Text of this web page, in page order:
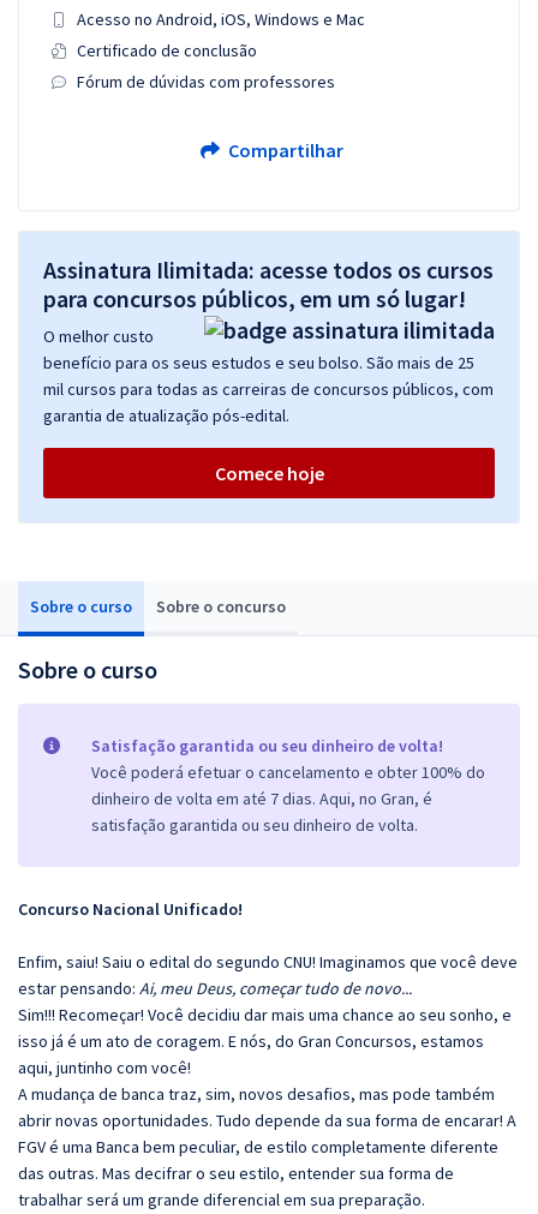
Sobre o curso Sobre o concurso
Sobre o curso
Satisfação garantida ou seu dinheiro de volta!
Você poderá efetuar o cancelamento e obter 100% do
dinheiro de volta em até 7 dias. Aqui, no Gran, é
satisfação garantida ou seu dinheiro de volta.
Concurso Nacional Unificado!
Enfim, saiu! Saiu o edital do segundo CNU! Imaginamos que você deve
estar pensando: Ai, meu Deus, começar tudo de novo...
Sim!!! Recomeçar! Você decidiu dar mais uma chance ao seu sonho, e
isso já é um ato de coragem. E nós, do Gran Concursos, estamos
aqui, juntinho com você!
A mudança de banca traz, sim, novos desafios, mas pode também
abrir novas oportunidades. Tudo depende da sua forma de encarar! A
FGV é uma Banca bem peculiar, de estilo completamente diferente
das outras. Mas decifrar o seu estilo, entender sua forma de
trabalhar será um grande diferencial em sua preparação.
Acesso no Android, iOS, Windows e Mac
Certificado de conclusão
Fórum de dúvidas com professores
Compartilhar
Assinatura Ilimitada: acesse todos os cursos
para concursos públicos, em um só lugar!
O melhor custo
benefício para os seus estudos e seu bolso. São mais de 25
mil cursos para todas as carreiras de concursos públicos, com
garantia de atualização pós-edital.
Comece hoje